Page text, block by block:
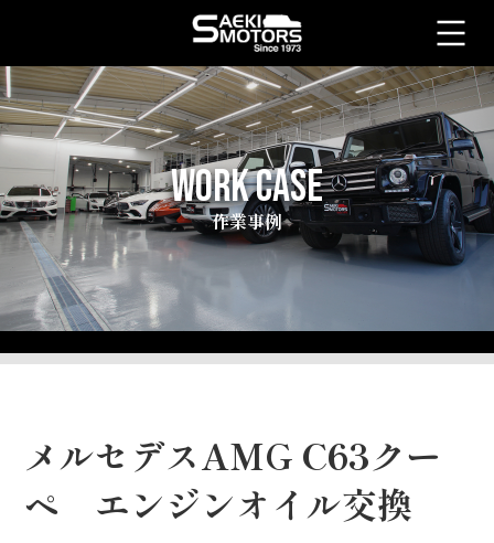
WORK CASE
作業事例
メルセデスAMG C63クー
ペ エンジンオイル交換